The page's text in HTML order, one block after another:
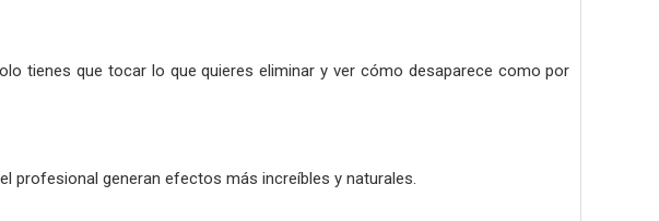
tienes que tocar lo que quieres eliminar y ver cómo desaparece como por
profesional generan efectos más increíbles y naturales.